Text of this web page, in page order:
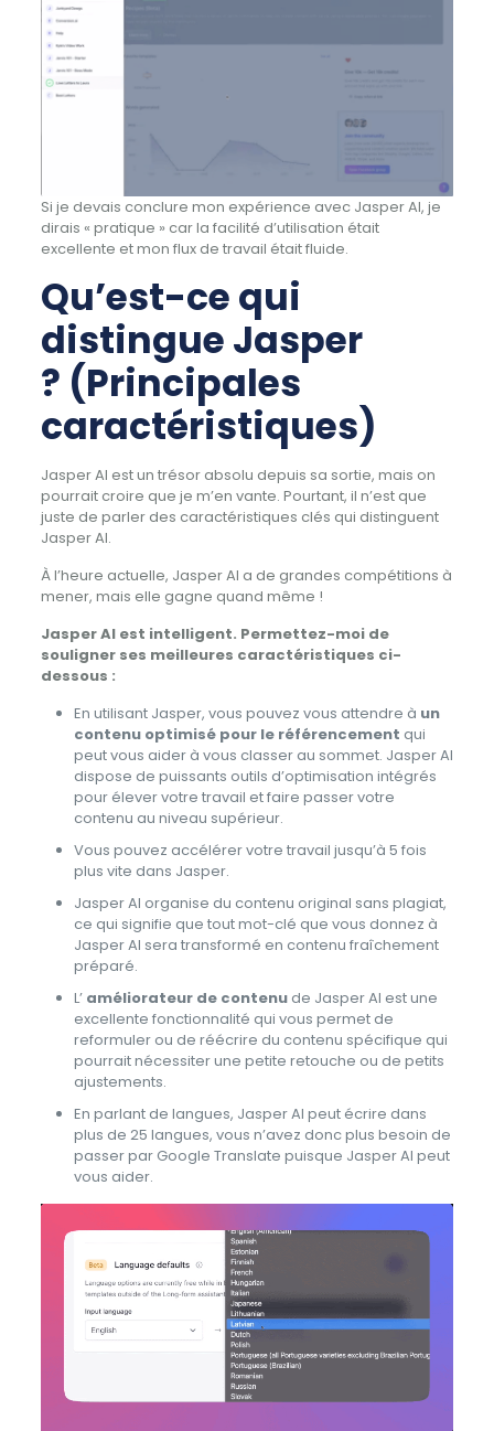
Si je devais conclure mon expérience avec Jasper AI, je
dirais « pratique » car la facilité d’utilisation était
excellente et mon flux de travail était fluide.
Qu’est-ce qui
distingue Jasper
? (Principales
caractéristiques)
Jasper AI est un trésor absolu depuis sa sortie, mais on
pourrait croire que je m’en vante. Pourtant, il n’est que
juste de parler des caractéristiques clés qui distinguent
Jasper AI.
À l’heure actuelle, Jasper AI a de grandes compétitions à
mener, mais elle gagne quand même !
Jasper AI est intelligent. Permettez-moi de
souligner ses meilleures caractéristiques ci-
dessous :
En utilisant Jasper, vous pouvez vous attendre à un
contenu optimisé pour le référencement qui
peut vous aider à vous classer au sommet. Jasper AI
dispose de puissants outils d’optimisation intégrés
pour élever votre travail et faire passer votre
contenu au niveau supérieur.
Vous pouvez accélérer votre travail jusqu’à 5 fois
plus vite dans Jasper.
Jasper AI organise du contenu original sans plagiat,
ce qui signifie que tout mot-clé que vous donnez à
Jasper AI sera transformé en contenu fraîchement
préparé.
L’ améliorateur de contenude Jasper AI est une
excellente fonctionnalité qui vous permet de
reformuler ou de réécrire du contenu spécifique qui
pourrait nécessiter une petite retouche ou de petits
ajustements.
En parlant de langues, Jasper AI peut écrire dans
plus de 25 langues, vous n’avez donc plus besoin de
passer par Google Translate puisque Jasper AI peut
vous aider.